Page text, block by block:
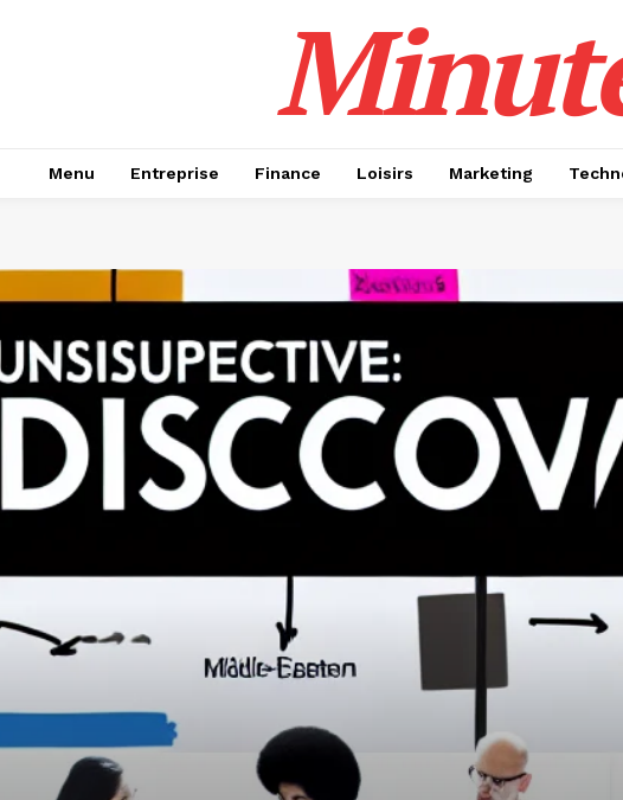
Menu Entreprise Finance Loisirs Marketing